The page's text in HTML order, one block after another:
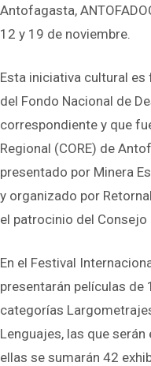
Antofagasta,
12 y 19 de noviembre.
Esta iniciativa cultural es
del Fondo Nacional de
correspondiente y que
Regional (CORE) de
presentado por Minera
y organizado por
el patrocinio del Consejo
En el Festival
presentarán películas de
categorías
Lenguajes, las que
ellas se sumarán 42